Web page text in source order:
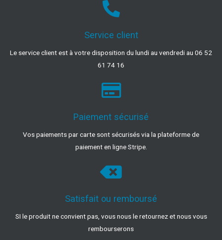
Service client
Le service client est à votre disposition du lundi au vendredi au 06 52
61 74 16
Paiement sécurisé
Vos paiements par carte sont sécurisés via la plateforme de
paiement en ligne Stripe.
Satisfait ou remboursé
SI le produit ne convient pas, vous nous le retournez et nous vous
rembourserons